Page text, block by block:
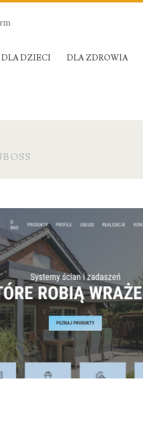
DLA DZIECI DLA ZDROWIA